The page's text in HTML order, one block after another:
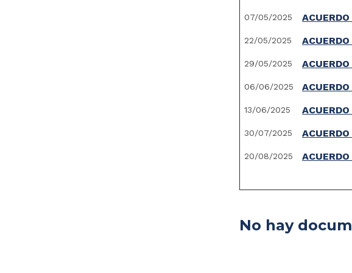
07/05/2025
22/05/2025
29/05/2025
06/06/2025
13/06/2025
30/07/2025
20/08/2025
No hay